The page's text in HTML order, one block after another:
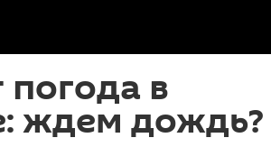
погода в
ждем дождь?